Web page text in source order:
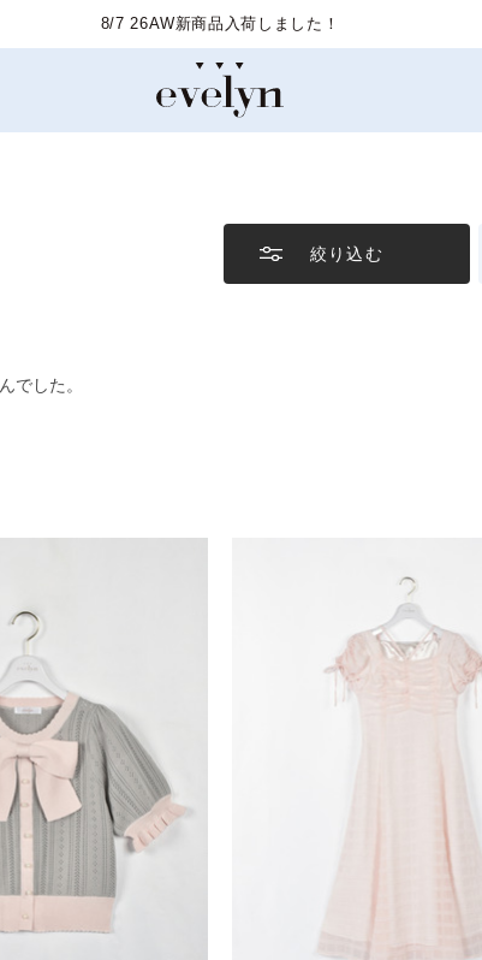
8/7 26AW新商品入荷しました！
絞り込む
でした。